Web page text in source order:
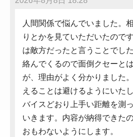
人間関係で悩んでいました。
りとかを見ていただいたので
は敵方だったと言うことでし
絡んでくるので面倒クセーと
が、理由がよく分かりました
えることは避けるようにいた
バイスどおり上手い距離を測
いきます。内容が納得できた
おもわないようにします。